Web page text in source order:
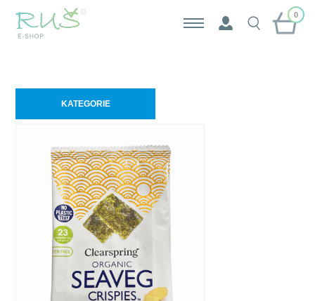
0
KATEGORIE